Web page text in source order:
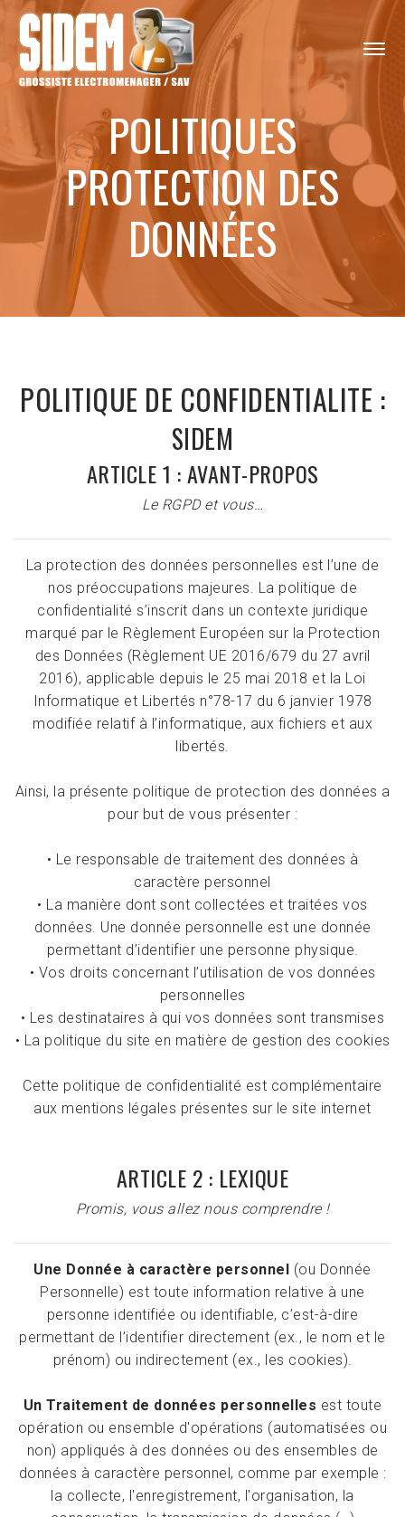
POLITIQUES
PROTECTION DES
DONNÉES
POLITIQUE DE CONFIDENTIALITE :
SIDEM
ARTICLE 1 : AVANT-PROPOS
Le RGPD et vous…
La protection des données personnelles est l’une de
nos préoccupations majeures. La politique de
confidentialité s’inscrit dans un contexte juridique
marqué par le Règlement Européen sur la Protection
des Données (Règlement UE 2016/679 du 27 avril
2016), applicable depuis le 25 mai 2018 et la Loi
Informatique et Libertés n°78-17 du 6 janvier 1978
modifiée relatif à l’informatique, aux fichiers et aux
libertés.
Ainsi, la présente politique de protection des données a
pour but de vous présenter :
• Le responsable de traitement des données à
caractère personnel
• La manière dont sont collectées et traitées vos
données. Une donnée personnelle est une donnée
permettant d’identifier une personne physique.
• Vos droits concernant l’utilisation de vos données
personnelles
• Les destinataires à qui vos données sont transmises
• La politique du site en matière de gestion des cookies
Cette politique de confidentialité est complémentaire
aux mentions légales présentes sur le site internet
ARTICLE 2 : LEXIQUE
Promis, vous allez nous comprendre !
Une Donnée à caractère personnel (ou Donnée
Personnelle) est toute information relative à une
personne identifiée ou identifiable, c’est-à-dire
permettant de l’identifier directement (ex., le nom et le
prénom) ou indirectement (ex., les cookies).
Un Traitement de données personnelles est toute
opération ou ensemble d'opérations (automatisées ou
non) appliqués à des données ou des ensembles de
données à caractère personnel, comme par exemple :
la collecte, l'enregistrement, l'organisation, la